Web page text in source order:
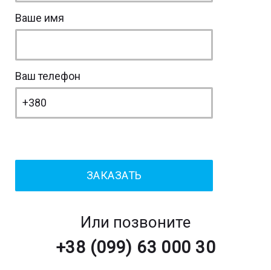
Ваше имя
Ваш телефон
Или позвоните
+38 (099) 63 000 30